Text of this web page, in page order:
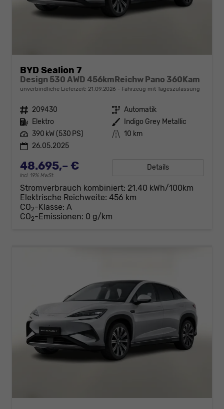
BYD Sealion 7
Design 530 AWD 456kmReichw Pano 360Kam
unverbindliche Lieferzeit: 21.09.2026 Fahrzeug mit Tageszulassung
Fahrzeugnr. 209430 Getriebe Automatik
Kraftstoff Elektro Außenfarbe
Indigo Grey Metallic
Leistung 390 kW (530 PS) Kilometerstand 10 km
26.05.2025
48.695,– €
incl. 19% MwSt.
Details
Stromverbrauch kombiniert: 21,40 kWh/100km
Elektrische Reichweite: 456 km
CO2-Klasse: A
CO2-Emissionen: 0 g/km